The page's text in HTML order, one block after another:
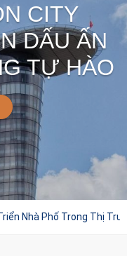
CITY
DẤU ẤN
TỰ HÀO
Nhà Phố Trong Thị